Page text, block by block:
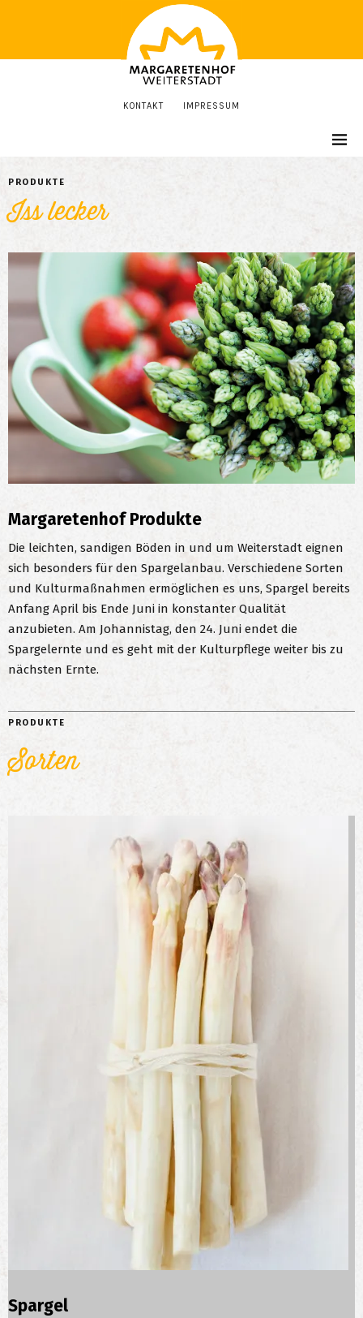
KONTAKT IMPRESSUM
PRODUKTE
Iss lecker
Margaretenhof Produkte
Die leichten, sandigen Böden in und um Weiterstadt eignen
sich besonders für den Spargelanbau. Verschiedene Sorten
und Kulturmaßnahmen ermöglichen es uns, Spargel bereits
Anfang April bis Ende Juni in konstanter Qualität
anzubieten. Am Johannistag, den 24. Juni endet die
Spargelernte und es geht mit der Kulturpflege weiter bis zu
nächsten Ernte.
PRODUKTE
Sorten
Spargel